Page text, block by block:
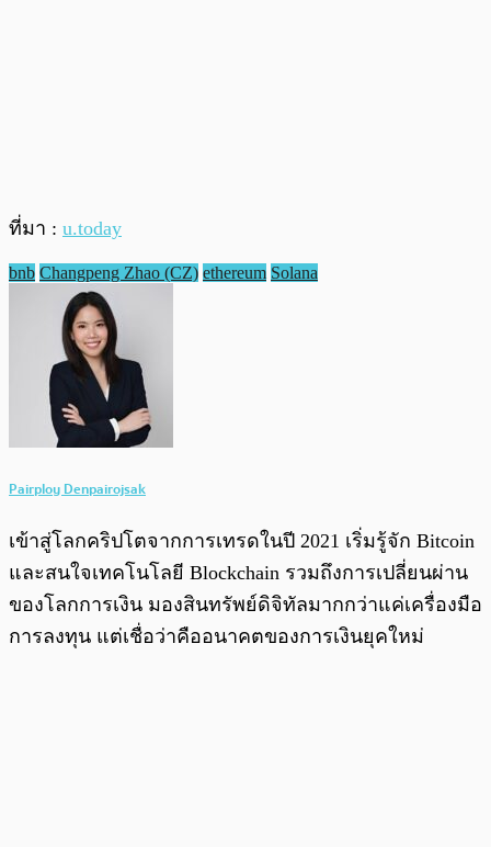
ที่มา : u.today
bnb Changpeng Zhao (CZ) ethereum Solana
Pairploy Denpairojsak
เข้าสู่โลกคริปโตจากการเทรดในปี 2021 เริ่มรู้จัก Bitcoin
และสนใจเทคโนโลยี Blockchain รวมถึงการเปลี่ยนผ่าน
ของโลกการเงิน มองสินทรัพย์ดิจิทัลมากกว่าแค่เครื่องมือ
การลงทุน แต่เชื่อว่าคืออนาคตของการเงินยุคใหม่